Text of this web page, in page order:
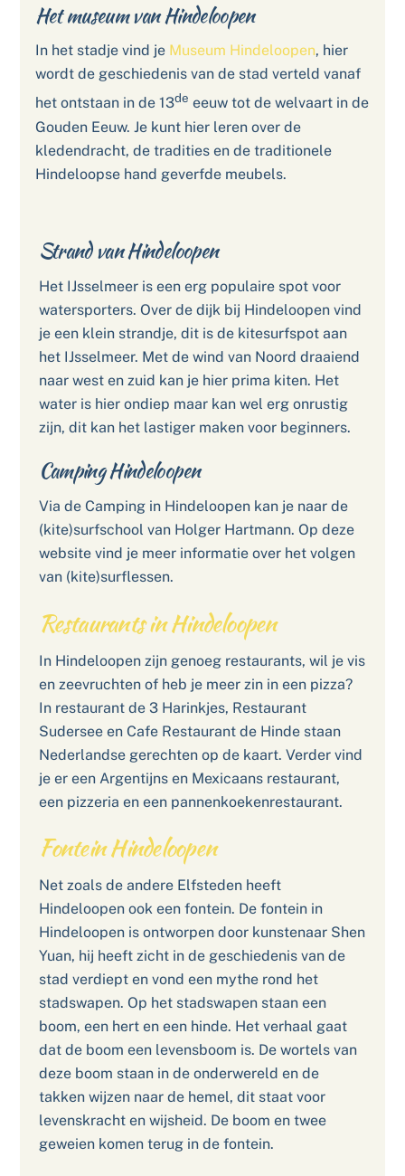
Het museum van Hindeloopen
In het stadje vind je Museum Hindeloopen, hier
wordt de geschiedenis van de stad verteld vanaf
het ontstaan in de 13de eeuw tot de welvaart in de
Gouden Eeuw. Je kunt hier leren over de
kledendracht, de tradities en de traditionele
Hindeloopse hand geverfde meubels.
Strand van Hindeloopen
Het IJsselmeer is een erg populaire spot voor
watersporters. Over de dijk bij Hindeloopen vind
je een klein strandje, dit is de kitesurfspot aan
het IJsselmeer. Met de wind van Noord draaiend
naar west en zuid kan je hier prima kiten. Het
water is hier ondiep maar kan wel erg onrustig
zijn, dit kan het lastiger maken voor beginners.
Camping Hindeloopen
Via de Camping in Hindeloopen kan je naar de
(kite)surfschool van Holger Hartmann. Op deze
website vind je meer informatie over het volgen
van (kite)surflessen.
Restaurants in Hindeloopen
In Hindeloopen zijn genoeg restaurants, wil je vis
en zeevruchten of heb je meer zin in een pizza?
In restaurant de 3 Harinkjes, Restaurant
Sudersee en Cafe Restaurant de Hinde staan
Nederlandse gerechten op de kaart. Verder vind
je er een Argentijns en Mexicaans restaurant,
een pizzeria en een pannenkoekenrestaurant.
Fontein Hindeloopen
Net zoals de andere Elfsteden heeft
Hindeloopen ook een fontein. De fontein in
Hindeloopen is ontworpen door kunstenaar Shen
Yuan, hij heeft zicht in de geschiedenis van de
stad verdiept en vond een mythe rond het
stadswapen. Op het stadswapen staan een
boom, een hert en een hinde. Het verhaal gaat
dat de boom een levensboom is. De wortels van
deze boom staan in de onderwereld en de
takken wijzen naar de hemel, dit staat voor
levenskracht en wijsheid. De boom en twee
geweien komen terug in de fontein.